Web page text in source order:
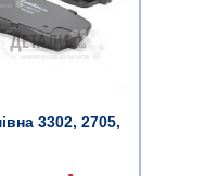
3302, 2705,